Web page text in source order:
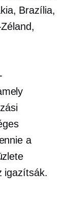
Brazília,
a
igazítsák.